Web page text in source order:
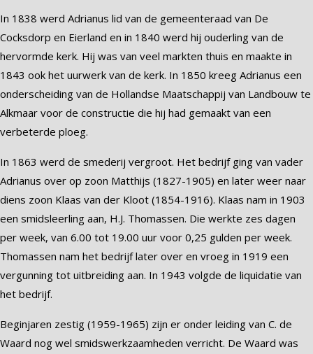
In 1838 werd Adrianus lid van de gemeenteraad van De
Cocksdorp en Eierland en in 1840 werd hij ouderling van de
hervormde kerk. Hij was van veel markten thuis en maakte in
1843 ook het uurwerk van de kerk. In 1850 kreeg Adrianus een
onderscheiding van de Hollandse Maatschappij van Landbouw te
Alkmaar voor de constructie die hij had gemaakt van een
verbeterde ploeg.
In 1863 werd de smederij vergroot. Het bedrijf ging van vader
Adrianus over op zoon Matthijs (1827-1905) en later weer naar
diens zoon Klaas van der Kloot (1854-1916). Klaas nam in 1903
een smidsleerling aan, H.J. Thomassen. Die werkte zes dagen
per week, van 6.00 tot 19.00 uur voor 0,25 gulden per week.
Thomassen nam het bedrijf later over en vroeg in 1919 een
vergunning tot uitbreiding aan. In 1943 volgde de liquidatie van
het bedrijf.
Beginjaren zestig (1959-1965) zijn er onder leiding van C. de
Waard nog wel smidswerkzaamheden verricht. De Waard was